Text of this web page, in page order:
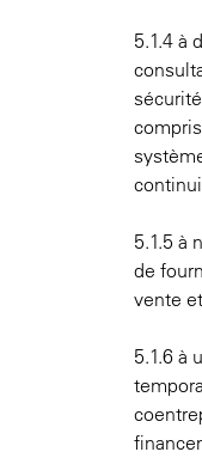
5.1.4 à
5.1.5 à
de
vente
5.1.6 à